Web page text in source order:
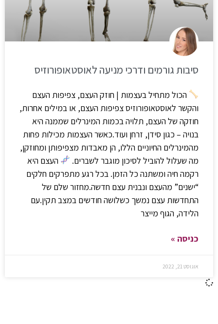
סיבות גורמים ודרכי מניעה לאוסטאופורוזיס
הכול מתחיל בעצמות | חוזק העצם, צפיפות העצם
והקשר לאוסטאופורוזיס צפיפות העצם, או במילים אחרות,
חוזקה של העצם, תלויה בכמות המינרלים שממנה היא
בנויה – כגון סידן, זרחן ועוד.כאשר העצמות מכילות פחות
מהמינרלים החיוניים הללו, הן מאבדות מצפיפותן ומחוזקן,
מה שעלול להוביל לסיכון מוגבר לשברים.
העצם היא
רקמה חיה ומשתנה כל הזמן. בכל רגע מתפרקים חלקים
“ישנים” מהעצם ונבנית עצם חדשה.מחזור שלם של
התחדשות עצם נמשך כשלושה חודשים במצב תקין.עם
הלידה, הגוף מייצר
כניסה »
אוגוסט 21, 2022